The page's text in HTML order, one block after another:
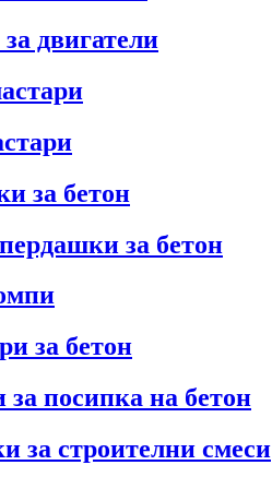
двигатели
за бетон
за бетон
за бетон
посипка на бетон
за строителни смеси